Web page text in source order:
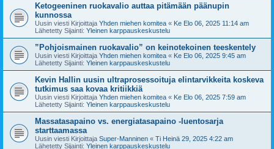
Ketogeeninen ruokavalio auttaa pitämään päänupin
kunnossa
Uusin viesti Kirjoittaja Yhden miehen komitea « Ke Elo 06, 2025 11:14 am
Lähetetty Sijainti: Yleinen karppauskeskustelu
”Pohjoismainen ruokavalio” on keinotekoinen teeskentely
Uusin viesti Kirjoittaja Yhden miehen komitea « Ke Elo 06, 2025 9:45 am
Lähetetty Sijainti: Yleinen karppauskeskustelu
Kevin Hallin uusin ultraprosessoituja elintarvikkeita koskeva
tutkimus saa kovaa kritiikkiä
Uusin viesti Kirjoittaja Yhden miehen komitea « Ke Elo 06, 2025 7:59 am
Lähetetty Sijainti: Yleinen karppauskeskustelu
Massatasapaino vs. energiatasapaino -luentosarja
starttaamassa
Uusin viesti Kirjoittaja Super-Manninen « Ti Heinä 29, 2025 4:22 am
Lähetetty Sijainti: Yleinen karppauskeskustelu